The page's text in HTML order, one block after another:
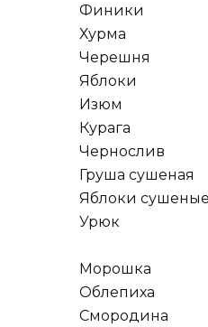
Финики
Хурма
Черешня
Яблоки
Изюм
Курага
Чернослив
Груша сушеная
Яблоки
Урюк
Морошка
Облепиха
Смородина